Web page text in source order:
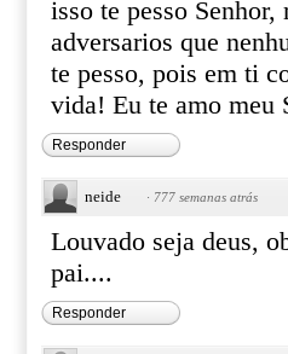
isso te pesso
adversarios que
te pesso, pois em ti
vida! Eu te amo meu
Responder
neide · 777 semanas atrás
Louvado seja deus,
pai....
Responder